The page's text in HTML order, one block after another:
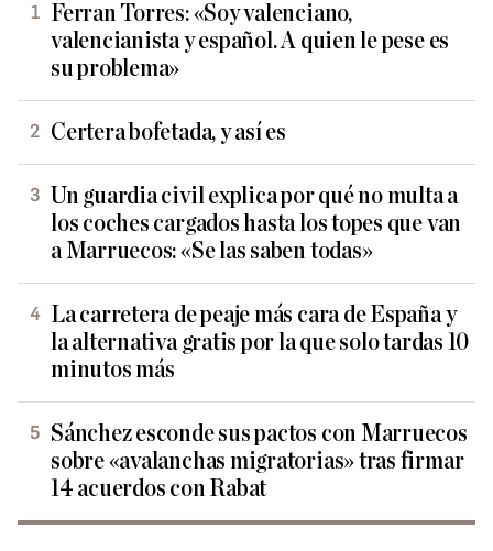
Ferran Torres: «Soy valenciano,
valencianista y español. A quien le pese es
su problema»
Certera bofetada, y así es
Un guardia civil explica por qué no multa a
los coches cargados hasta los topes que van
a Marruecos: «Se las saben todas»
La carretera de peaje más cara de España y
la alternativa gratis por la que solo tardas 10
minutos más
Sánchez esconde sus pactos con Marruecos
sobre «avalanchas migratorias» tras firmar
14 acuerdos con Rabat